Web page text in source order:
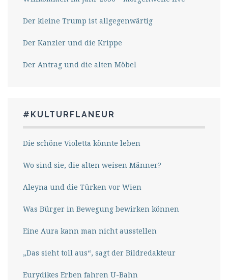
Der kleine Trump ist allgegenwärtig
Der Kanzler und die Krippe
Der Antrag und die alten Möbel
#KULTURFLANEUR
Die schöne Violetta könnte leben
Wo sind sie, die alten weisen Männer?
Aleyna und die Türken vor Wien
Was Bürger in Bewegung bewirken können
Eine Aura kann man nicht ausstellen
„Das sieht toll aus“, sagt der Bildredakteur
Eurydikes Erben fahren U-Bahn